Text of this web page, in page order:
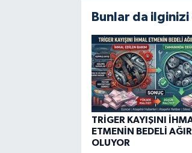
Bunlar da
TRİGER KAYIŞINI
ETMENİN BEDELİ AĞIR
OLUYOR